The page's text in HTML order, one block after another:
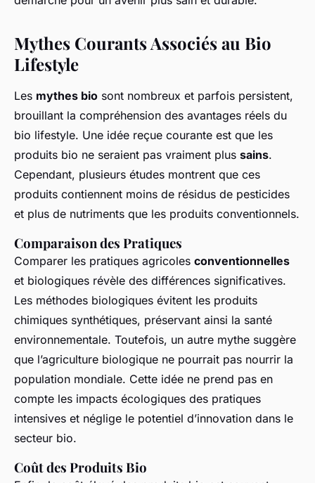
Mythes Courants Associés au Bio
Lifestyle
Les mythes bio sont nombreux et parfois persistent,
brouillant la compréhension des avantages réels du
bio lifestyle. Une idée reçue courante est que les
produits bio ne seraient pas vraiment plus sains.
Cependant, plusieurs études montrent que ces
produits contiennent moins de résidus de pesticides
et plus de nutriments que les produits conventionnels.
Comparaison des Pratiques
Comparer les pratiques agricoles conventionnelles
et biologiques révèle des différences significatives.
Les méthodes biologiques évitent les produits
chimiques synthétiques, préservant ainsi la santé
environnementale. Toutefois, un autre mythe suggère
que l’agriculture biologique ne pourrait pas nourrir la
population mondiale. Cette idée ne prend pas en
compte les impacts écologiques des pratiques
intensives et néglige le potentiel d’innovation dans le
secteur bio.
Coût des Produits Bio